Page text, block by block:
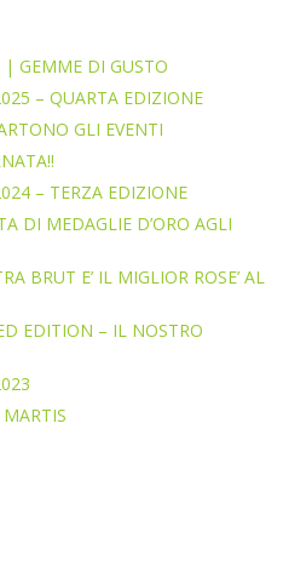
| GEMME DI GUSTO
– QUARTA EDIZIONE
GLI EVENTI
– TERZA EDIZIONE
DI MEDAGLIE D’ORO AGLI
BRUT E’ IL MIGLIOR ROSE’ AL
EDITION – IL NOSTRO